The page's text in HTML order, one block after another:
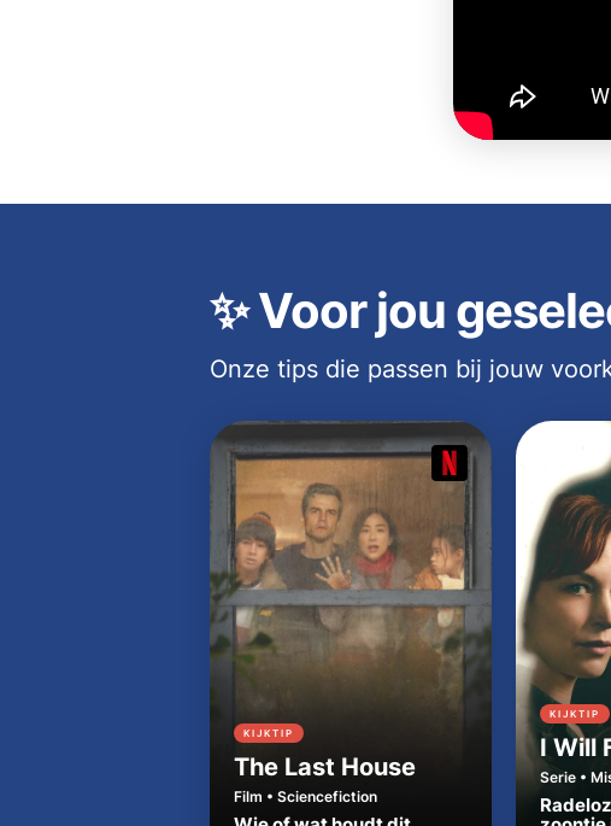
✨Voor jou
Onze tips die passen bij jouw
KIJKTIP
The Last House
Film • Sciencefiction
KIJKTIP
I Will
Serie •